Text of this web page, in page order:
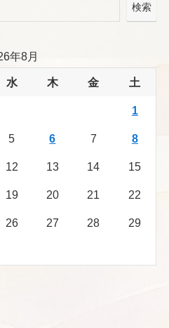
検索
年8月
水 木 金 土
1
5 6 7 8
12 13 14 15
19 20 21 22
26 27 28 29